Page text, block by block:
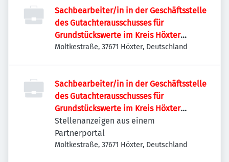
Sachbearbeiter/in in der Geschäftsstelle
des Gutachterausschusses für
Grundstückswerte im Kreis Höxter
(m/w/d)
Moltkestraße, 37671 Höxter, Deutschland
Sachbearbeiter/in in der Geschäftsstelle
des Gutachterausschusses für
Grundstückswerte im Kreis Höxter
(m/w/d)
Stellenanzeigen aus einem
Partnerportal
Moltkestraße, 37671 Höxter, Deutschland